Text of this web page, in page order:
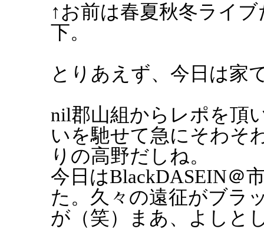
↑お前は春夏秋冬ライ
下。
とりあえず、今日は家
nil郡山組からレポを頂
いを馳せて急にそわそ
りの高野だしね。
今日はBlackDASEIN＠
た。久々の遠征がブラ
が（笑）まあ、よしと